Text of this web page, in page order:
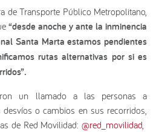
de Transporte Público Metropolitano,
“desde anoche y ante la inminencia
Santa Marta estamos pendientes
rutas alternativas por si es
un llamado a las personas a
o cambios en sus recorridos,
de Red Movilidad: @red_movilidad,